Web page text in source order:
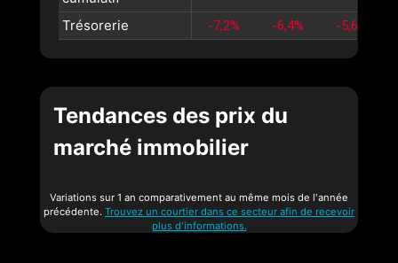
Trésorerie
-7,2% -6,4% -5,6%
Tendances des prix du
marché immobilier
Variations sur 1 an comparativement au même mois de l'année
précédente. Trouvez un courtier dans ce secteur afin de recevoir
plus d'informations.